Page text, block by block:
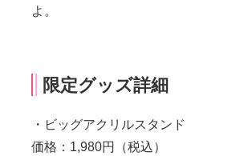
よ。
限定グッズ詳細
・ビッグアクリルスタンド
価格：1,980円（税込）